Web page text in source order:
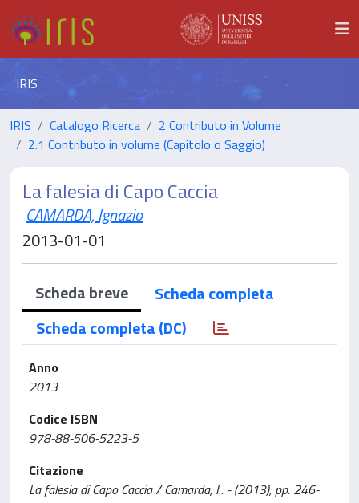
IRIS
IRIS Catalogo Ricerca
2 Contributo in Volume
2.1 Contributo in volume (Capitolo o Saggio)
La falesia di Capo Caccia
CAMARDA, Ignazio
2013-01-01
Scheda breve
Scheda completa
Scheda completa (DC)
Anno
2013
Codice ISBN
978-88-506-5223-5
Citazione
La falesia di Capo Caccia / Camarda, I.. - (2013), pp. 246-